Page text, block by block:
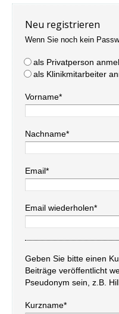
Neu registrieren
Wenn Sie noch kein
als Privatperson
als Klinikmitarbeiter
Vorname*
Nachname*
Email*
Email wiederholen*
Geben Sie bitte einen
Beiträge veröffentlicht
Pseudonym sein, z.B.
Kurzname*